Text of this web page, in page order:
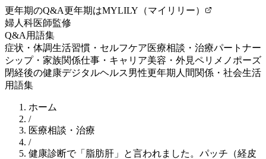
更年期のQ&A更年期はMYLILY（マイリリー）
婦人科医師監修
Q&A 用語集
症状・体調生活習慣・セルフケア医療相談・治療パートナー
シップ・家族関係仕事・キャリア美容・外見ペリメノポーズ
閉経後の健康デジタルヘルス男性更年期 人間関係・社会生活
用語集
ホーム
/
医療相談・治療
/
健康診断で「脂肪肝」と言われました。パッチ（経皮